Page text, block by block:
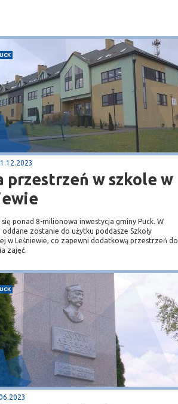
przestrzeń w szkole w
się ponad 8-milionowa inwestycja gminy Puck. W
zostanie do użytku poddasze Szkoły
w Leśniewie, co zapewni dodatkową przestrzeń do
zajęć.
Sopot
plaża